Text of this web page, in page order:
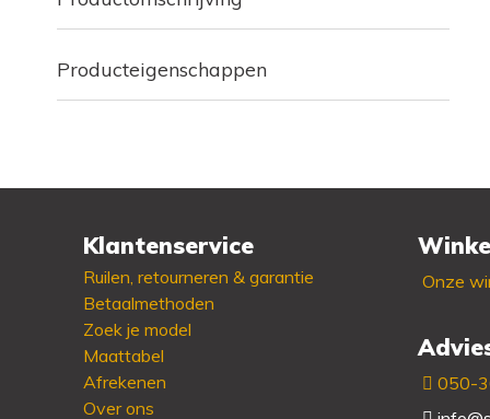
Producteigenschappen
Klantenservice
Ruilen, retourneren & garantie
Betaalmethoden
Zoek je model
Maattabel
Afrekenen
Over ons
Onze
050-